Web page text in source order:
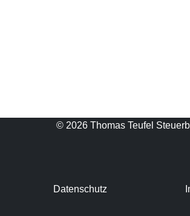
© 2026 Thomas Teufel
Datenschutz